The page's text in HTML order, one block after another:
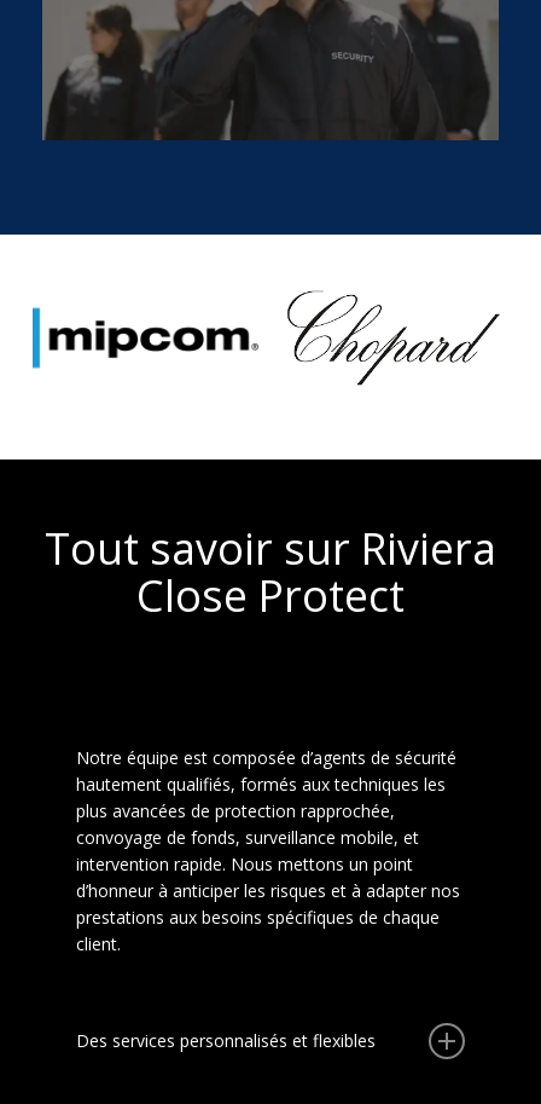
Tout savoir sur Riviera
Close Protect
Notre équipe est composée d’agents de sécurité
hautement qualifiés, formés aux techniques les
plus avancées de protection rapprochée,
convoyage de fonds, surveillance mobile, et
intervention rapide. Nous mettons un point
d’honneur à anticiper les risques et à adapter nos
prestations aux besoins spécifiques de chaque
client.
Des services personnalisés et flexibles